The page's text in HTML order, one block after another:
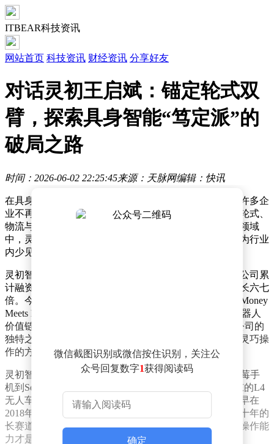
ITBEAR科技资讯
网站首页 科技资讯 财经资讯 分享好友
对话灵初王启斌：锚定轮式双
臂，探索具身智能“笃定派”的
破局之路
时间：2026-06-02 22:25:45来源：天脉网编辑：快讯
在具身智能赛道，2026年的行业风向似乎正悄然转变。许多企
业不再执着于单一技术路线或应用场景，而是在人形与轮式、
物流与家庭之间反复调整方向。在这片充满不确定性的领域
中，灵初智能凭借其独特的定位和坚定的技术路线，成为行业
内少见的“笃定派”。
灵初智能自成立以来便备受关注。过去一年半时间里，公司累
计融资超20亿元，国家队资本密集进入，估值一年内增长六七
倍。今年5月，摩根士丹利发布的《Humanoid Horizons: Money
Meets Machines》报告中，灵初智能被列为“中国-人形机器人
价值链”图谱中“Brain（大脑）”板块的关键企业。这家公司的
独特之处在于，从创立之初便锚定轮式底盘加双臂通用灵巧操
作的方向，在行业内显得尤为稀缺。
灵初智能创始人兼CEO王启斌的履历颇为丰富。他从黑莓手
机到Sonos音箱，再到云迹科技的室内配送机器人和京东的L4
无人车，最终在2024年创立了灵初智能。王启斌表示，早在
2018年选择机器人赛道时，他便希望找到一个面向未来十年的
长赛道。尽管行业变化速度超出预期，但他始终认为，操作能
力才是核心，移动能力只是基础。
微信截图识别或微信按住识别，关注公
众号回复数字1获得阅读码
确定